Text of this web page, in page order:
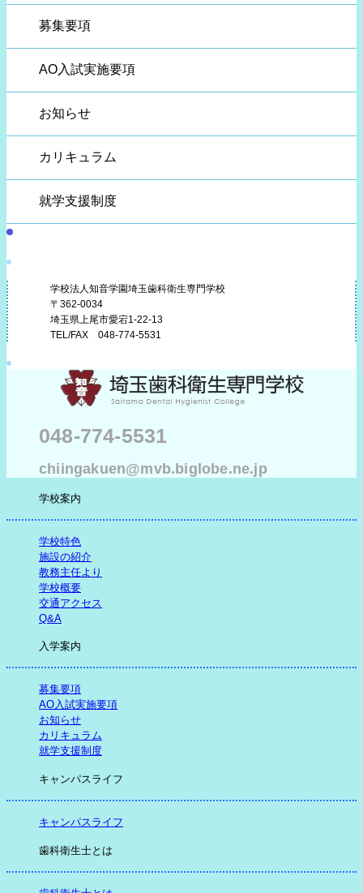
募集要項
AO入試実施要項
お知らせ
カリキュラム
就学支援制度
学校法人知音学園埼玉歯科衛生専門学校
〒362-0034
埼玉県上尾市愛宕1-22-13
TEL/FAX 048-774-5531
048-774-5531
chiingakuen@mvb.biglobe.ne.jp
学校案内
学校特色
施設の紹介
教務主任より
学校概要
交通アクセス
Q&A
入学案内
募集要項
AO入試実施要項
お知らせ
カリキュラム
就学支援制度
キャンパスライフ
キャンパスライフ
歯科衛生士とは